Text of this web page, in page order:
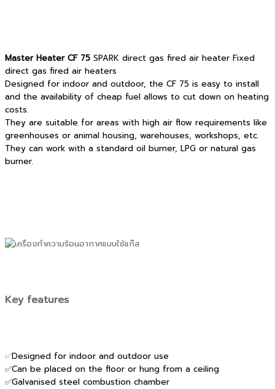
Master Heater CF 75 SPARK direct gas fired air heater Fixed
direct gas fired air heaters
Designed for indoor and outdoor, the CF 75 is easy to install
and the availability of cheap fuel allows to cut down on heating
costs.
They are suitable for areas with high air flow requirements like
greenhouses or animal housing, warehouses, workshops, etc.
They can work with a standard oil burner, LPG or natural gas
burner.
Key features
✅Designed for indoor and outdoor use
✅Can be placed on the floor or hung from a ceiling
✅Galvanised steel combustion chamber